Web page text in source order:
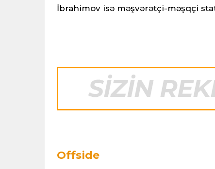
İbrahimov isə məşvərətçi-məşqçi
Offside